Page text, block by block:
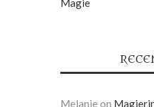
Magie
Melanie on